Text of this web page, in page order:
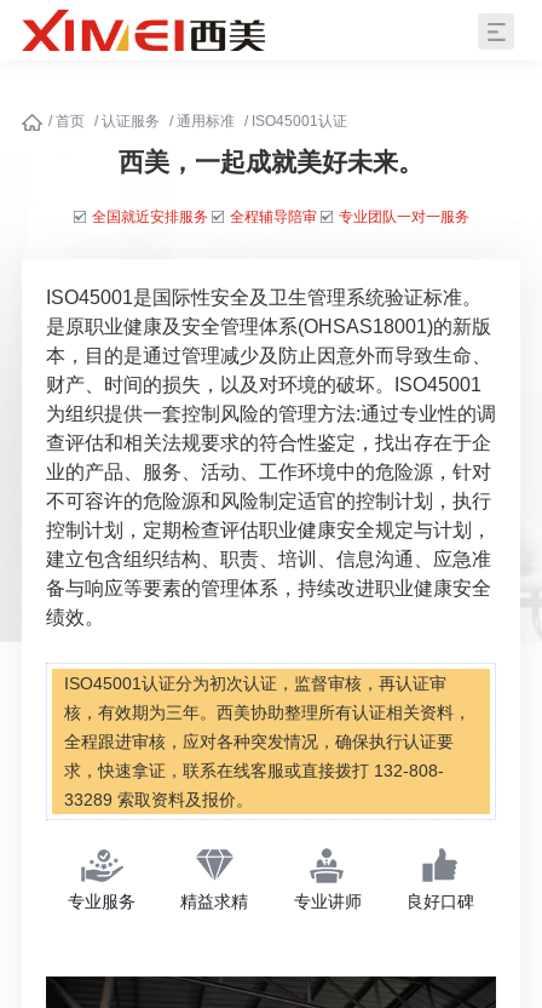
/首页 /认证服务 /通用标准 / ISO45001认证
西美，一起成就美好未来。
全国就近安排服务 全程辅导陪审 专业团队一对一服务
ISO45001是国际性安全及卫生管理系统验证标准。
是原职业健康及安全管理体系(OHSAS18001)的新版
本，目的是通过管理减少及防止因意外而导致生命、
财产、时间的损失，以及对环境的破坏。ISO45001
为组织提供一套控制风险的管理方法:通过专业性的调
查评估和相关法规要求的符合性鉴定，找出存在于企
业的产品、服务、活动、工作环境中的危险源，针对
不可容许的危险源和风险制定适官的控制计划，执行
控制计划，定期检查评估职业健康安全规定与计划，
建立包含组织结构、职责、培训、信息沟通、应急准
备与响应等要素的管理体系，持续改进职业健康安全
绩效。
ISO45001认证分为初次认证，监督审核，再认证审
核，有效期为三年。西美协助整理所有认证相关资料，
全程跟进审核，应对各种突发情况，确保执行认证要
求，快速拿证，联系在线客服或直接拨打 132-808-
33289 索取资料及报价。
专业服务 精益求精 专业讲师 良好口碑